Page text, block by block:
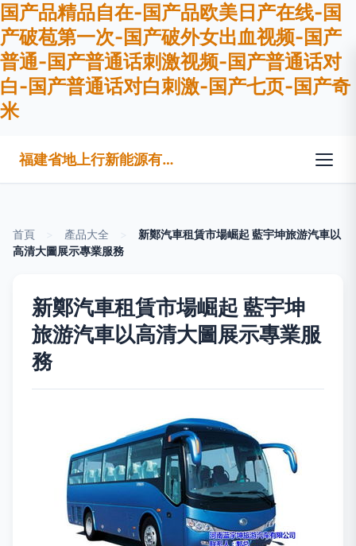
国产品精品自在-国产品欧美日产在线-国
产破苞第一次-国产破外女出血视频-国产
普通-国产普通话刺激视频-国产普通话对
白-国产普通话对白刺激-国产七页-国产奇
米
福建省地上行新能源有限公司
首頁 產品大全
新鄭汽車租賃市場崛起 藍宇坤旅游汽車以
高清大圖展示專業服務
新鄭汽車租賃市場崛起 藍宇坤
旅游汽車以高清大圖展示專業服
務